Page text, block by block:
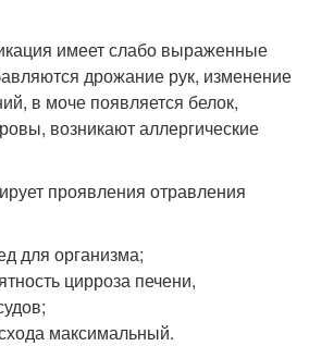
имеет слабо выраженные
дрожание рук, изменение
в моче появляется белок,
возникают аллергические
проявления отравления
для организма;
цирроза печени,
максимальный.